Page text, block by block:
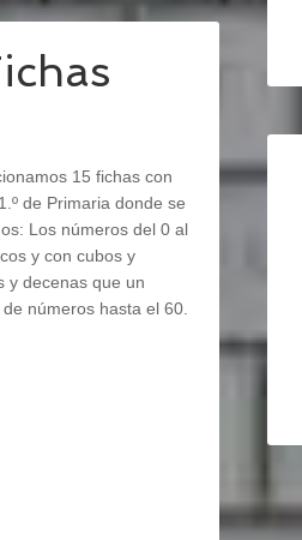
15 fichas con
de Primaria donde se
Los números del 0 al
y con cubos y
y decenas que un
números hasta el 60.